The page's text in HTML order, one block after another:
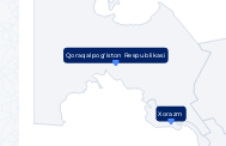
Xorazm
Qoraqalpog'iston Respublikasi